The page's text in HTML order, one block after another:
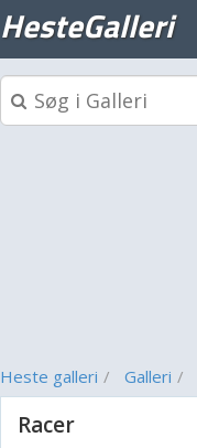
HesteGalleri
Heste galleri Galleri
Racer